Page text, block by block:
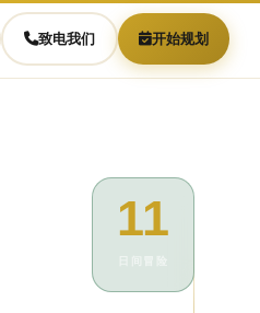
致电我们 开始规划
11